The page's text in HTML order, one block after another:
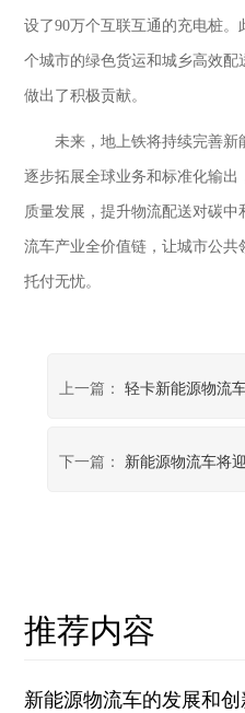
设了90万个互联互通的充电桩
个城市的绿色货运和城乡高效
做出了积极贡献。
未来，地上铁将持续完善新
逐步拓展全球业务和标准化输
质量发展，提升物流配送对碳
流车产业全价值链，让城市公共
托付无忧。
上一篇：轻卡新能源物流
下一篇： 新能源物流车将
推荐内容
新能源物流车的发展和